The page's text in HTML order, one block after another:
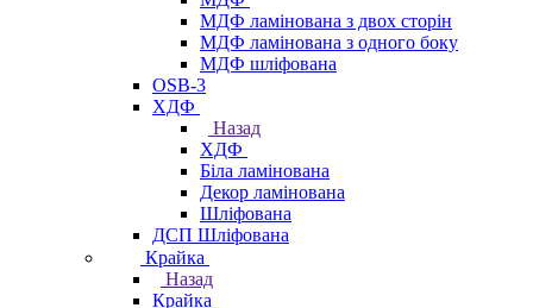
МДФ ламінована з двох сторін
МДФ ламінована з одного боку
МДФ шліфована
OSB-3
ХДФ
Назад
ХДФ
Біла ламінована
Декор ламінована
Шліфована
ДСП Шліфована
Крайка
Назад
Крайка